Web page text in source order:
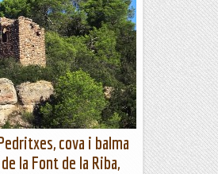
cova i balma
la Font de la Riba,